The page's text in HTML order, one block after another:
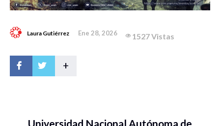
Laura Gutiérrez Ene 28, 2026 1527 Vistas
+
Universidad Nacional Autónoma de